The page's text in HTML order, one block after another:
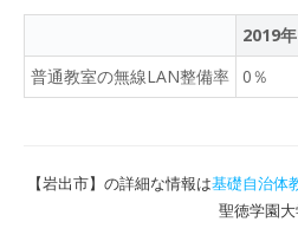
2019年
普通教室の無線LAN整備率 0％
【岩出市】の詳細な情報は基礎自治体
聖徳学園